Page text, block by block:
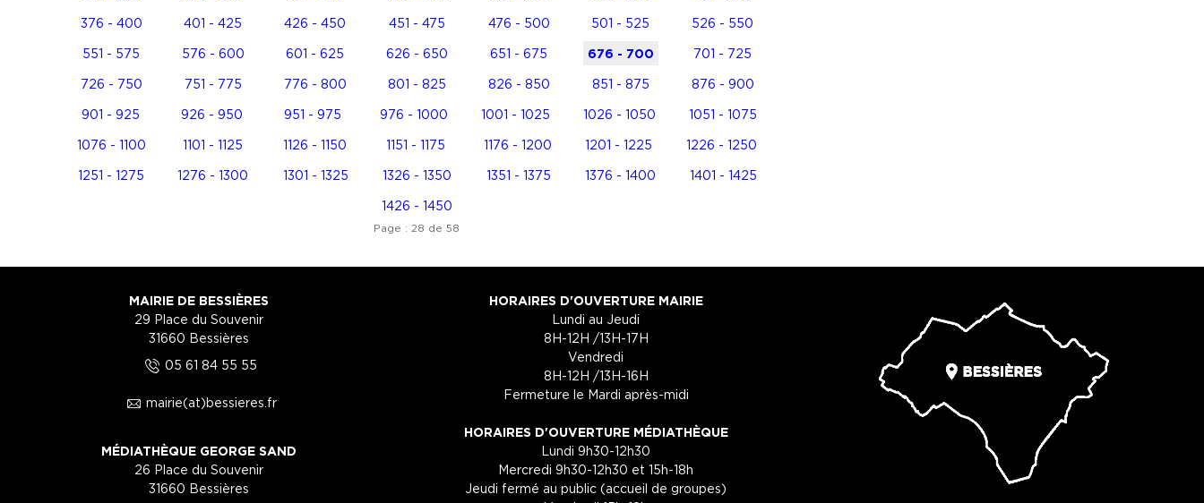
376 - 400 401 - 425 426 - 450 451 - 475 476 - 500 501 - 525 526 - 550
551 - 575 576 - 600 601 - 625 626 - 650 651 - 675 676 - 700 701 - 725
726 - 750 751 - 775 776 - 800 801 - 825 826 - 850 851 - 875 876 - 900
901 - 925 926 - 950 951 - 975 976 - 1000 1001 - 1025 1026 - 1050 1051 - 1075
1076 - 1100 1101 - 1125 1126 - 1150 1151 - 1175 1176 - 1200 1201 - 1225 1226 - 1250
1251 - 1275 1276 - 1300 1301 - 1325 1326 - 1350 1351 - 1375 1376 - 1400 1401 - 1425
1426 - 1450
Page : 28 de 58
MAIRIE DE BESSIÈRES
29 Place du Souvenir
31660 Bessières
505 61 84 55 55
1 mairie(at)bessieres.fr
MÉDIATHÈQUE GEORGE SAND
26 Place du Souvenir
31660 Bessières
HORAIRES D'OUVERTURE MAIRIE
Lundi au Jeudi
8H-12H /13H-17H
Vendredi
8H-12H /13H-16H
Fermeture le Mardi après-midi
HORAIRES D'OUVERTURE MÉDIATHÈQUE
Lundi 9h30-12h30
Mercredi 9h30-12h30 et 15h-18h
Jeudi fermé au public (accueil de groupes)